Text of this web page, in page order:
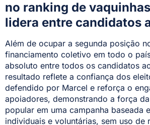
no ranking de
lidera entre candidatos
Além de ocupar a segunda posição
financiamento coletivo em todo o
absoluto entre todos os candidatos
resultado reflete a confiança dos
defendido por Marcel e reforça o
apoiadores, demonstrando a força
popular em uma campanha baseada
individuais e voluntárias, sem uso de